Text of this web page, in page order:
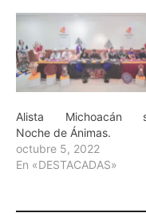
Alista Michoacán
Noche de Ánimas.
octubre 5, 2022
En «DESTACADAS»